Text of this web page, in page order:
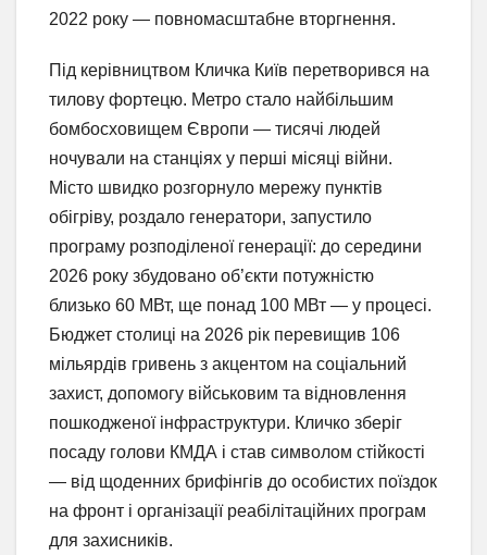
2022 року — повномасштабне вторгнення.
Під керівництвом Кличка Київ перетворився на
тилову фортецю. Метро стало найбільшим
бомбосховищем Європи — тисячі людей
ночували на станціях у перші місяці війни.
Місто швидко розгорнуло мережу пунктів
обігріву, роздало генератори, запустило
програму розподіленої генерації: до середини
2026 року збудовано об’єкти потужністю
близько 60 МВт, ще понад 100 МВт — у процесі.
Бюджет столиці на 2026 рік перевищив 106
мільярдів гривень з акцентом на соціальний
захист, допомогу військовим та відновлення
пошкодженої інфраструктури. Кличко зберіг
посаду голови КМДА і став символом стійкості
— від щоденних брифінгів до особистих поїздок
на фронт і організації реабілітаційних програм
для захисників.